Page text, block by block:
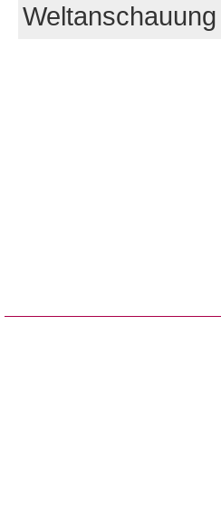
Weltanschauung